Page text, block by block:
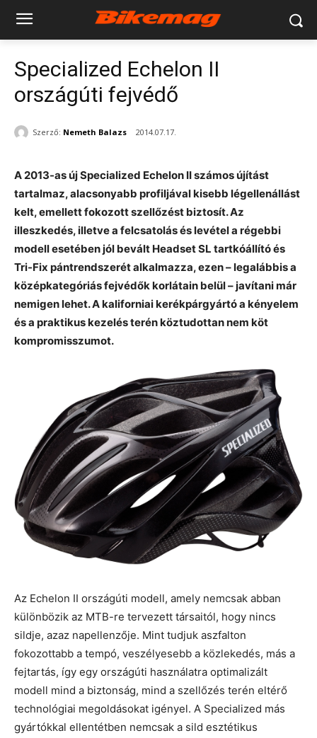
Specialized Echelon II
országúti fejvédő
Szerző: Nemeth Balazs 2014.07.17.
A 2013-as új Specialized Echelon II számos újítást
tartalmaz, alacsonyabb profiljával kisebb légellenállást
kelt, emellett fokozott szellőzést biztosít. Az
illeszkedés, illetve a felcsatolás és levétel a régebbi
modell esetében jól bevált Headset SL tartkóállító és
Tri-Fix pántrendszerét alkalmazza, ezen – legalábbis a
középkategóriás fejvédők korlátain belül – javítani már
nemigen lehet. A kaliforniai kerékpárgyártó a kényelem
és a praktikus kezelés terén köztudottan nem köt
kompromisszumot.
Az Echelon II országúti modell, amely nemcsak abban
különbözik az MTB-re tervezett társaitól, hogy nincs
sildje, azaz napellenzője. Mint tudjuk aszfalton
fokozottabb a tempó, veszélyesebb a közlekedés, más a
fejtartás, így egy országúti használatra optimalizált
modell mind a biztonság, mind a szellőzés terén eltérő
technológiai megoldásokat igényel. A Specialized más
gyártókkal ellentétben nemcsak a sild esztétikus